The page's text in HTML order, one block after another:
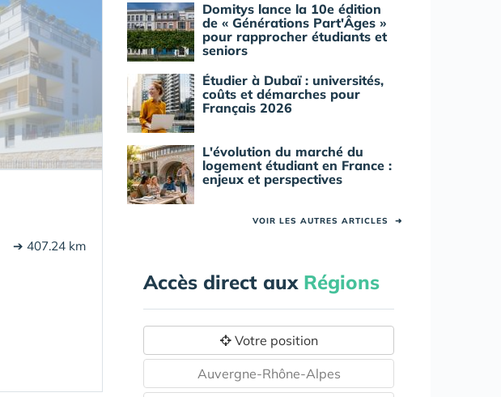
➔ 407.24 km
Domitys lance la 10e édition
de « Générations Part'Âges »
pour rapprocher étudiants et
seniors
Étudier à Dubaï : universités,
coûts et démarches pour
Français 2026
L'évolution du marché du
logement étudiant en France :
enjeux et perspectives
VOIR LES AUTRES ARTICLES ➜
Accès direct aux Régions
Votre position
Auvergne-Rhône-Alpes